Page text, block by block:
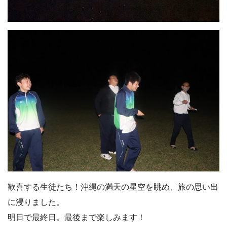
歓喜する生徒たち！沖縄の満天の星空を眺め、旅の思い出
に浸りました。
明日で最終日。最後まで楽しみます！